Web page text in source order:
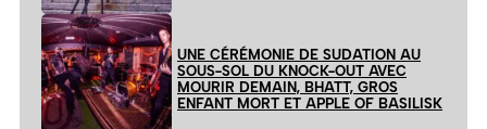
UNE CÉRÉMONIE DE SUDATION AU
SOUS-SOL DU KNOCK-OUT AVEC
MOURIR DEMAIN, BHATT, GROS
ENFANT MORT ET APPLE OF BASILISK